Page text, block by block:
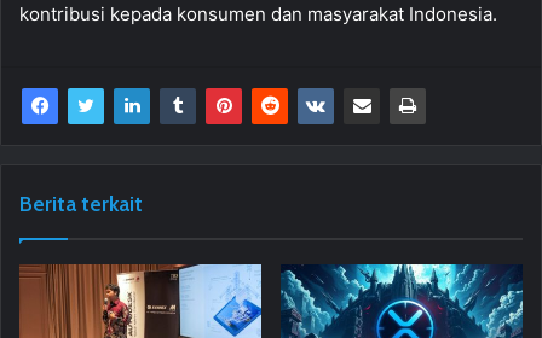
kontribusi kepada konsumen dan masyarakat Indonesia.
Berita terkait